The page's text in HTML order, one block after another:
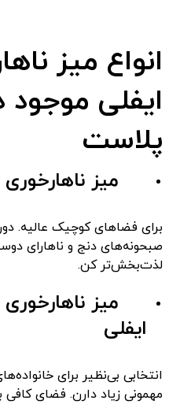
انواع میز
ایفلی موجود
پلاست
میز ناهارخوری
برای فضاهای کوچیک عالیه.
صبحونه‌های دنج و ناهارای
لذت‌بخش‌تر کن.
میز
ایفلی
انتخابی بی‌نظیر برای
مهمونی زیاد دارن. فضای کافی